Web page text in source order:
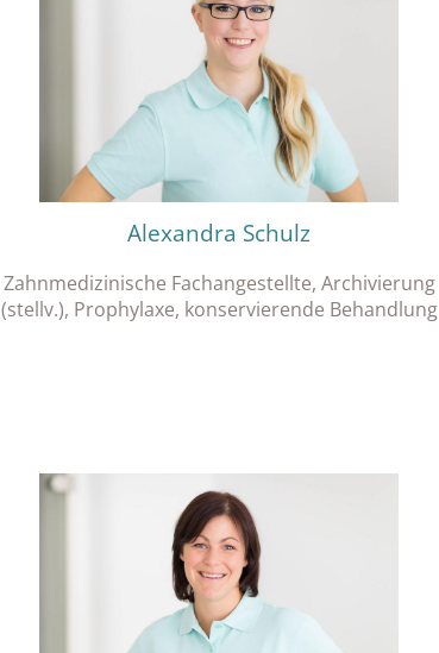
Alexandra Schulz
Zahnmedizinische Fachangestellte, Archivierung
(stellv.), Prophylaxe, konservierende Behandlung